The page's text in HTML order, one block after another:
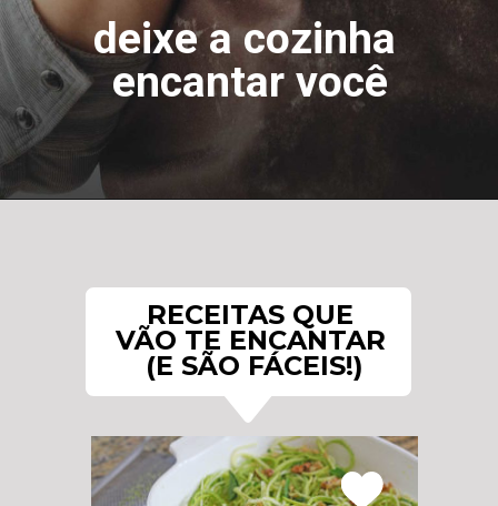
deixe a cozinha
encantar você
RECEITAS QUE
VÃO TE ENCANTAR
(E SÃO FÁCEIS!)